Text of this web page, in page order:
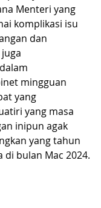
Menteri yang
komplikasi isu
dan
mingguan
yang
yang masa
inipun agak
yang tahun
bulan Mac 2024.